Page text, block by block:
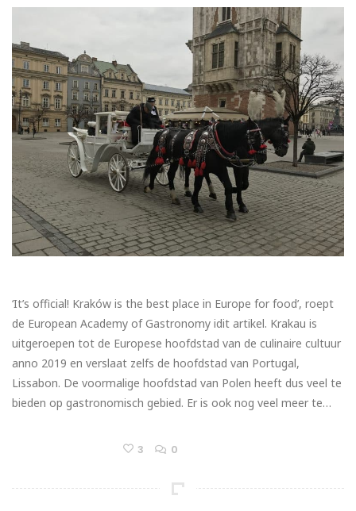
‘It’s official! Kraków is the best place in Europe for food’, roept
de European Academy of Gastronomy idit artikel. Krakau is
uitgeroepen tot de Europese hoofdstad van de culinaire cultuur
anno 2019 en verslaat zelfs de hoofdstad van Portugal,
Lissabon. De voormalige hoofdstad van Polen heeft dus veel te
bieden op gastronomisch gebied. Er is ook nog veel meer te…
3 0